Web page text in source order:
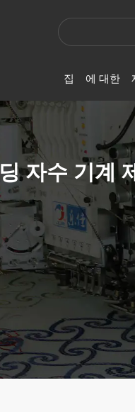
집 에 대한
회사 프로필
기업 문화
회사 명예
개발 이력
자
수
자수 기계